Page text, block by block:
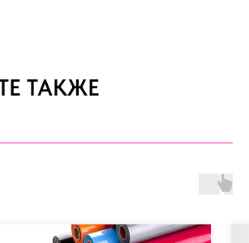
ТАКЖЕ